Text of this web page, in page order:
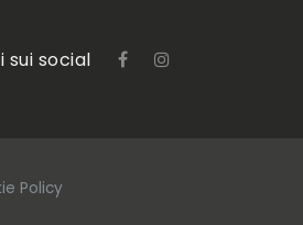
sui social
Policy